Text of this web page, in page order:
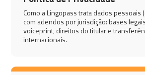
Como a Lingopass trata dados pessoais
com adendos por jurisdição: bases
voiceprint, direitos do titular e
internacionais.